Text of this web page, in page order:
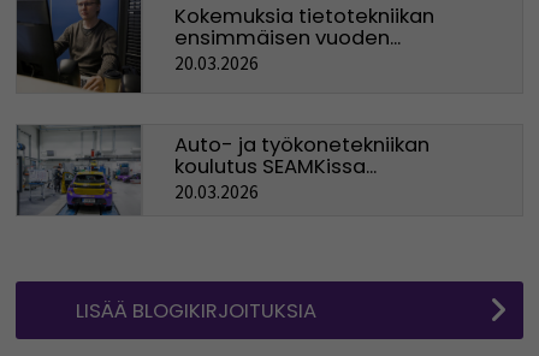
Kokemuksia tietotekniikan
ensimmäisen vuoden...
20.03.2026
Auto- ja työkonetekniikan
koulutus SEAMKissa...
20.03.2026
LISÄÄ BLOGIKIRJOITUKSIA